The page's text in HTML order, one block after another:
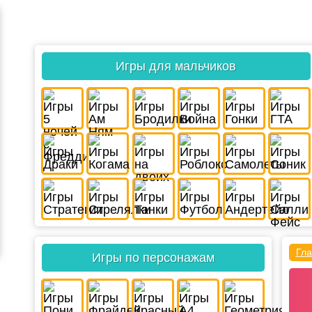
Игры для мальчиков
Игры по персонажам